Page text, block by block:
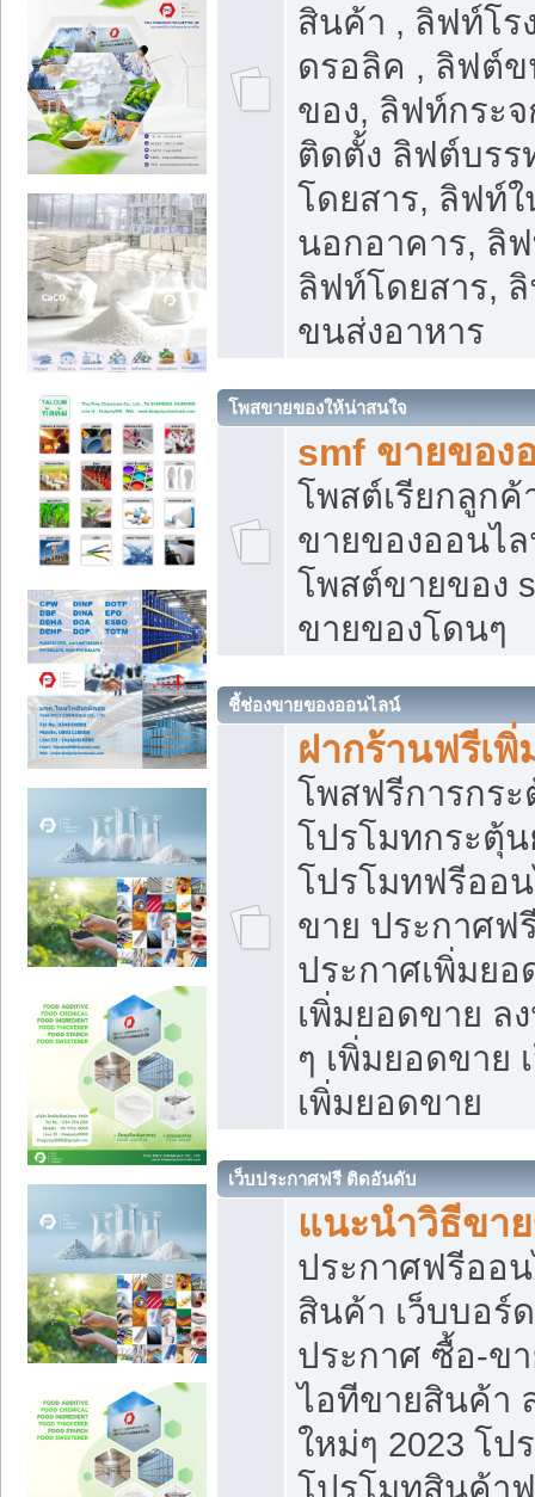
สินค้า , ลิฟท์โร
ดรอลิค , ลิฟต์
ของ, ลิฟท์กระ
ติดตั้ง ลิฟต์บร
โดยสาร, ลิฟท์
นอกอาคาร, ลิ
ลิฟท์โดยสาร,
ขนส่งอาหาร
โพสขายของให้น่าสนใจ
smf ขายของ
โพสต์เรียกลูกค้
ขายของออนไ
โพสต์ขายของ
ขายของโดนๆ
ชี้ช่องขายของออนไลน์
ฝากร้านฟรีเ
โพสฟรีการกร
โปรโมทกระตุ้
โปรโมทฟรีออ
ขาย ประกาศฟ
ประกาศเพิ่มย
เพิ่มยอดขาย ล
ๆ เพิ่มยอดขาย
เพิ่มยอดขาย
เว็บประกาศฟรี ติดอันดับ
แนะนำวิธีขา
ประกาศฟรีออ
สินค้า เว็บบอร์
ประกาศ ซื้อ-ข
ไอทีขายสินค้า
ใหม่ๆ 2023 โป
โปรโมทสินค้า